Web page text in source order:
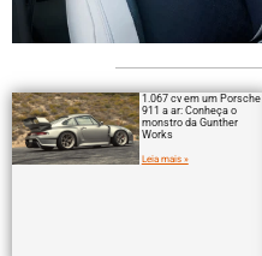
1.067 cv em um Porsche
911 a ar: Conheça o
monstro da Gunther
Works
Leia mais »